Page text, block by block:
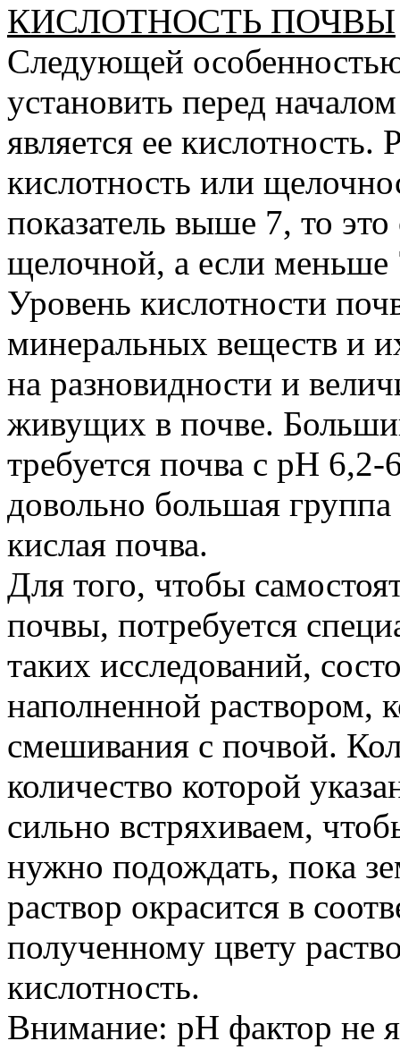
КИСЛОТНОСТЬ ПОЧВЫ
Следующей
установить перед
является ее
кислотность или
показатель выше 7, то это
щелочной, а если меньше
Уровень кислотности
минеральных веществ и
на разновидности и
живущих в почве.
требуется почва с рН
довольно большая
кислая почва.
Для того, чтобы
почвы, потребуется
таких исследований,
наполненной раствором,
смешивания с почвой.
количество которой
сильно встряхиваем,
нужно подождать, пока
раствор окрасится в
полученному цвету
кислотность.
Внимание: рН фактор не